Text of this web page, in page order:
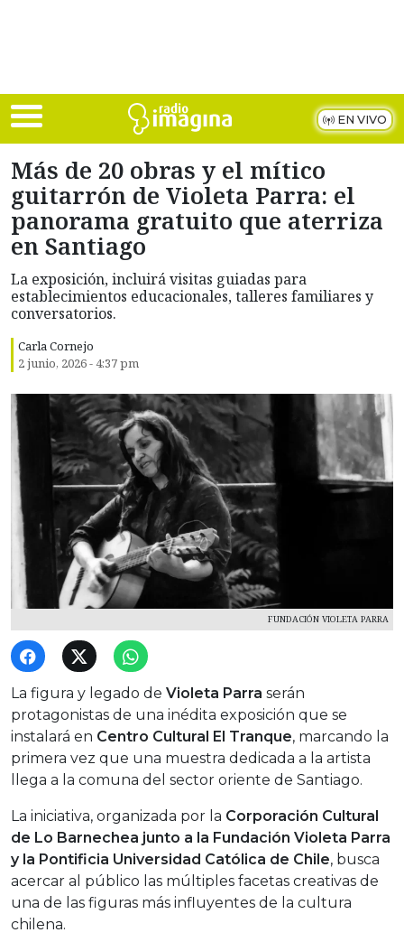
EN VIVO
Más de 20 obras y el mítico
guitarrón de Violeta Parra: el
panorama gratuito que aterriza
en Santiago
La exposición, incluirá visitas guiadas para
establecimientos educacionales, talleres familiares y
conversatorios.
Carla Cornejo
2 junio, 2026 - 4:37 pm
FUNDACIÓN VIOLETA PARRA
La figura y legado de Violeta Parra serán
protagonistas de una inédita exposición que se
instalará en Centro Cultural El Tranque, marcando la
primera vez que una muestra dedicada a la artista
llega a la comuna del sector oriente de Santiago.
La iniciativa, organizada por la Corporación Cultural
de Lo Barnechea junto a la Fundación Violeta Parra
y la Pontificia Universidad Católica de Chile, busca
acercar al público las múltiples facetas creativas de
una de las figuras más influyentes de la cultura
chilena.